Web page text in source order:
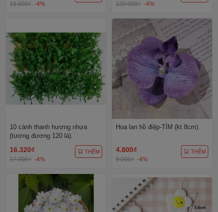
16.000₫ -4% 120.000₫ -4%
10 cành thanh hương nhựa
(tương đương 120 lá).
16.320₫
17.000₫ -4%
THÊM
Hoa lan hồ điệp-TÍM (kt 8cm).
4.800₫
5.000₫ -4%
THÊM